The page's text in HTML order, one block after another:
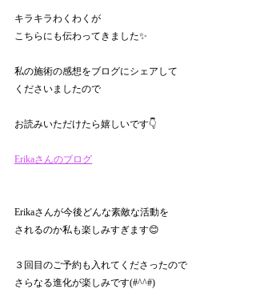
キラキラわくわくが
こちらにも伝わってきました✨
私の施術の感想をブログにシェアして
くださいましたので
お読みいただけたら嬉しいです👇
Erikaさんのブログ
Erikaさんが今後どんな素敵な活動を
されるのか私も楽しみすぎます😊
３回目のご予約も入れてくださったので
さらなる進化が楽しみです(#^^#)